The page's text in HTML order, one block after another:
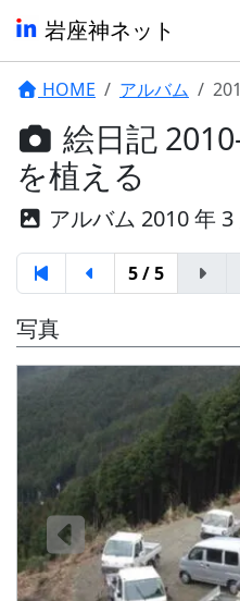
岩座神ネット
HOME アルバム
絵日記
を植える
アルバム 2010 年 3
5 / 5
写真